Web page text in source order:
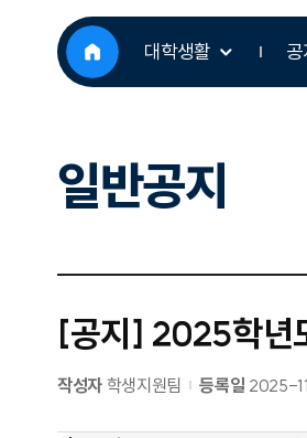
대학생활 공
일반공지
[공지] 2025학년
작성자 학생지원팀 등록일 2025-